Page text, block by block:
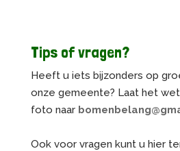
Tips of vragen?
Heeft u iets bijzonders op
onze gemeente? Laat het
foto naar
Ook voor vragen kunt u hier